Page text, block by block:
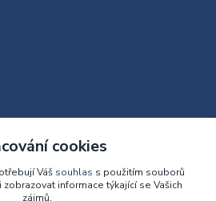
doby) cookies
Váš souhlas s použitím souborů
informace týkající se Vašich
zájmů.